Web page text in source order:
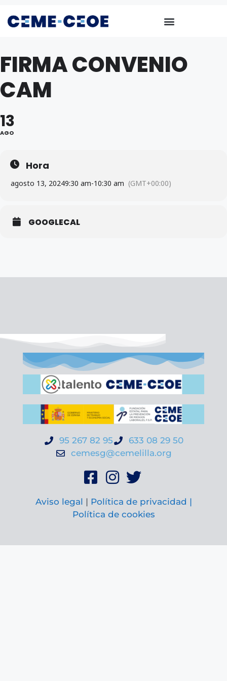
FIRMA CONVENIO
CAM
13
AGO
Hora
agosto 13, 20249:30 am-10:30 am (GMT+00:00)
GOOGLECAL
95 267 82 95
633 08 29 50
cemesg@cemelilla.org
Aviso legal | Política de privacidad |
Política de cookies